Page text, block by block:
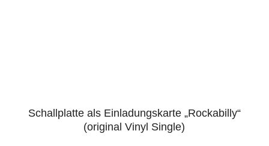
4.88
Schallplatte als Einladungskarte „Rockabilly“
(original Vinyl Single)